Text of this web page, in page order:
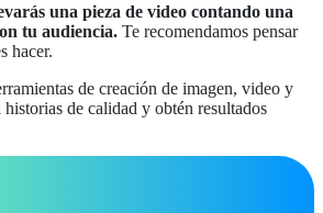
una pieza de video contando una
tu audiencia. Te recomendamos pensar
hacer.
de creación de imagen, video y
de calidad y obtén resultados